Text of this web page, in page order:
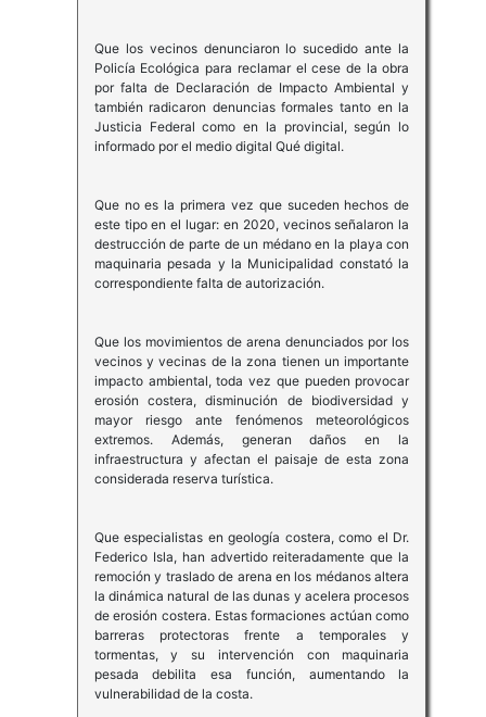
Que los vecinos denunciaron lo sucedido ante la
Policía Ecológica para reclamar el cese de la obra
por falta de Declaración de Impacto Ambiental y
también radicaron denuncias formales tanto en la
Justicia Federal como en la provincial, según lo
informado por el medio digital Qué digital.
Que no es la primera vez que suceden hechos de
este tipo en el lugar: en 2020, vecinos señalaron la
destrucción de parte de un médano en la playa con
maquinaria pesada y la Municipalidad constató la
correspondiente falta de autorización.
Que los movimientos de arena denunciados por los
vecinos y vecinas de la zona tienen un importante
impacto ambiental, toda vez que pueden provocar
erosión costera, disminución de biodiversidad y
mayor riesgo ante fenómenos meteorológicos
extremos. Además, generan daños en la
infraestructura y afectan el paisaje de esta zona
considerada reserva turística.
Que especialistas en geología costera, como el Dr.
Federico Isla, han advertido reiteradamente que la
remoción y traslado de arena en los médanos altera
la dinámica natural de las dunas y acelera procesos
de erosión costera. Estas formaciones actúan como
barreras protectoras frente a temporales y
tormentas, y su intervención con maquinaria
pesada debilita esa función, aumentando la
vulnerabilidad de la costa.